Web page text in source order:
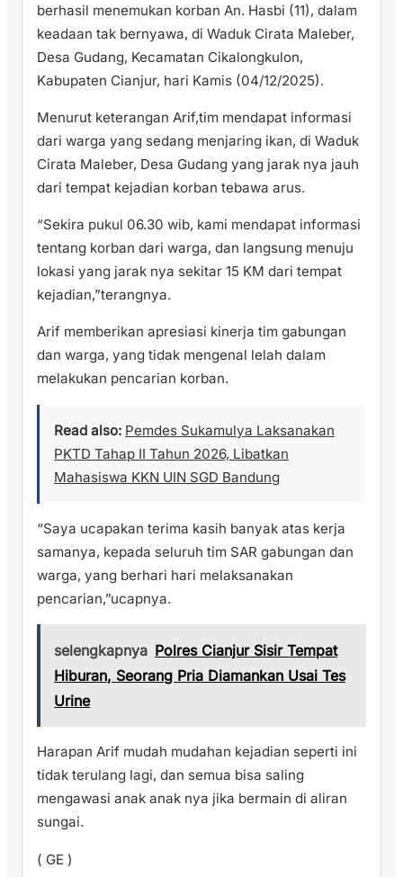
berhasil menemukan korban An. Hasbi (11), dalam
keadaan tak bernyawa, di Waduk Cirata Maleber,
Desa Gudang, Kecamatan Cikalongkulon,
Kabupaten Cianjur, hari Kamis (04/12/2025).
Menurut keterangan Arif,tim mendapat informasi
dari warga yang sedang menjaring ikan, di Waduk
Cirata Maleber, Desa Gudang yang jarak nya jauh
dari tempat kejadian korban tebawa arus.
“Sekira pukul 06.30 wib, kami mendapat informasi
tentang korban dari warga, dan langsung menuju
lokasi yang jarak nya sekitar 15 KM dari tempat
kejadian,”terangnya.
Arif memberikan apresiasi kinerja tim gabungan
dan warga, yang tidak mengenal lelah dalam
melakukan pencarian korban.
Read also: Pemdes Sukamulya Laksanakan
PKTD Tahap II Tahun 2026, Libatkan
Mahasiswa KKN UIN SGD Bandung
“Saya ucapakan terima kasih banyak atas kerja
samanya, kepada seluruh tim SAR gabungan dan
warga, yang berhari hari melaksanakan
pencarian,”ucapnya.
selengkapnya Polres Cianjur Sisir Tempat
Hiburan, Seorang Pria Diamankan Usai Tes
Urine
Harapan Arif mudah mudahan kejadian seperti ini
tidak terulang lagi, dan semua bisa saling
mengawasi anak anak nya jika bermain di aliran
sungai.
( GE )